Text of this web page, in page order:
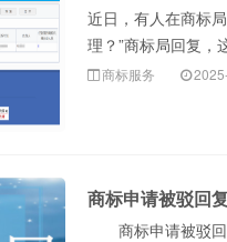
近日，有人在商标
理？”商标局回复，
商标服务
商标申请被驳回
商标申请被驳回